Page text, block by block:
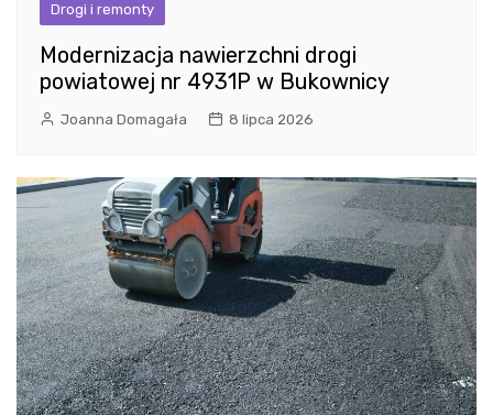
Drogi i remonty
Modernizacja nawierzchni drogi
powiatowej nr 4931P w Bukownicy
Joanna Domagała 8 lipca 2026